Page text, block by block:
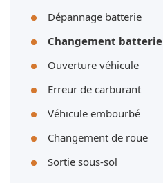
Dépannage batterie
Changement batterie
Ouverture véhicule
Erreur de carburant
Véhicule embourbé
Changement de roue
Sortie sous-sol